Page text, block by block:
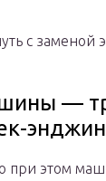
с заменой
—
энджин
при этом